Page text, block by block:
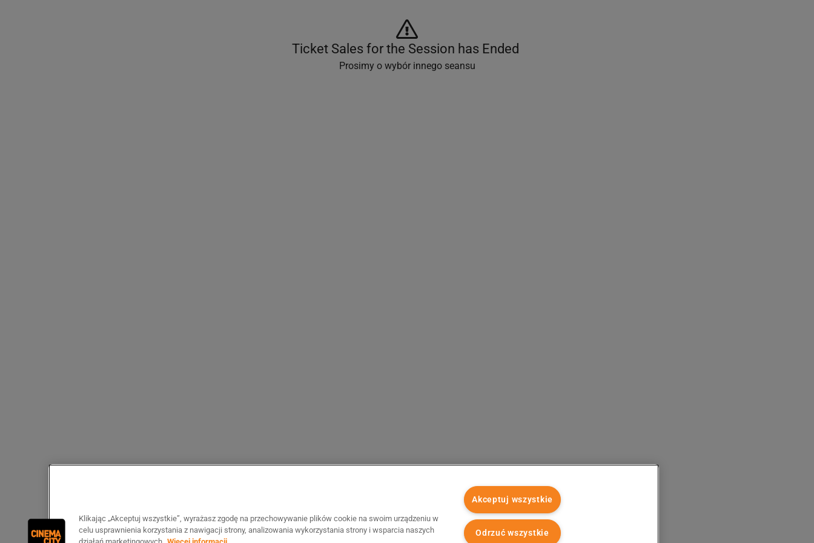
Ticket Sales for the Session has Ended
Prosimy o wybór innego seansu
Klikając „Akceptuj wszystkie”, wyrażasz zgodę na przechowywanie plików cookie na swoim urządzeniu w
celu usprawnienia korzystania z nawigacji strony, analizowania wykorzystania strony i wsparcia naszych
Akceptuj wszystkie
Odrzuć wszystkie